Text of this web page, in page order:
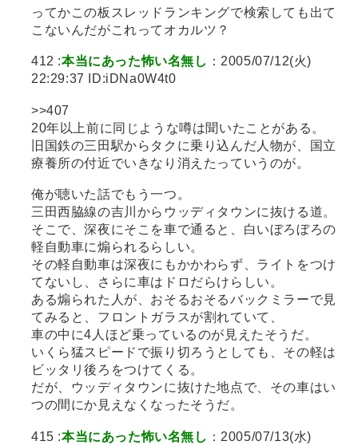
ってかこの板スレッドランキングで検索しても出て
こないんだがこれってオカルツ？
412 :本当にあった怖い名無し ：2005/07/12(火)
22:29:37 ID:iDNa0W4t0
>>407
20年以上前に同じような噂は聞いたことがある。
旧国鉄の三田駅からタクに乗り込んだ人物が、国立
療養所の付近でいきなり消えたっていうのが。
俺が聴いた話でもう一つ。
三田西脇線の吉川からウッディタウンに抜ける道。
そこで、深夜にそこを車で通ると、白いぼろぼろの
軽自動車に煽られるらしい。
その軽自動車は深夜にもかかわらず、ライトをつけ
てないし、さらに車はドロだらけらしい。
ある煽られた人が、おそるおそるバックミラーで見
てみると、フロントガラスが割れていて、
車の中に4人ほど乗っているのが見えたそうだ。
いくら猛スピードで振り切ろうとしても、その軽は
ビッタリ後ろをつけてくる。
だが、ウッディタウンに抜けた地点で、その車はい
つの間にか見えなくなったそうだ。
415 :本当にあった怖い名無し ：2005/07/13(水)